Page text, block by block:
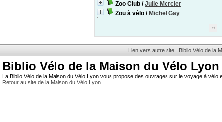
Zoo Club /Julie Mercier
Zou à vélo / Michel Gay
Lien vers autre site Biblio Vélo de la
Biblio Vélo de la Maison du Vélo Lyon
La Biblio Vélo de la Maison du Vélo Lyon vous propose des ouvrages sur le voyage à
Retour au site de la Maison du Vélo Lyon